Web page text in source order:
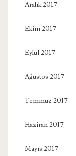
Aralık 2017
Ekim 2017
Eylül 2017
Ağustos 2017
Temmuz 2017
Haziran 2017
Mayıs 2017